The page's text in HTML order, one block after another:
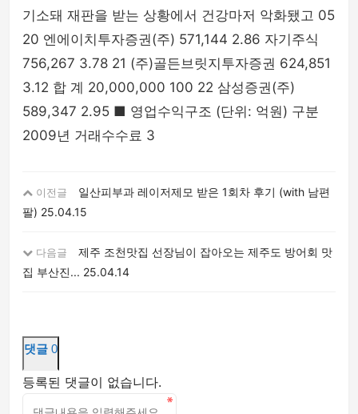
기소돼 재판을 받는 상황에서 건강마저 악화됐고 05
20 엔에이치투자증권(주) 571,144 2.86 자기주식
756,267 3.78 21 (주)골든브릿지투자증권 624,851
3.12 합 계 20,000,000 100 22 삼성증권(주)
589,347 2.95 ■ 영업수익구조 (단위: 억원) 구분
2009년 거래수수료 3
이전글
일산피부과 레이저제모 받은 1회차 후기 (with 남편
팔) 25.04.15
다음글
제주 조천맛집 선장님이 잡아오는 제주도 방어회 맛
집 부산진... 25.04.14
댓글 0
등록된 댓글이 없습니다.